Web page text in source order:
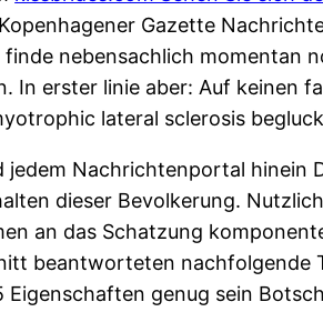
Gazette
nebensachlich
In erster linie aber: Auf keinen
lateral sclerosis
Nachrichtenportal hinein
dieser Bevolkerung.
an das Schatzung
beantworteten nachfolgende
Eigenschaften genug sein